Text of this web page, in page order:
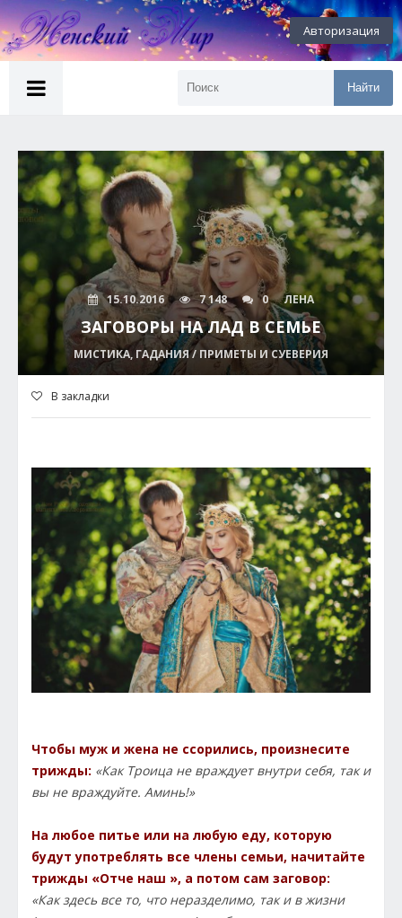
Авторизация
Найти
15.10.2016 7 148 0 ЛЕНА
ЗАГОВОРЫ НА ЛАД В СЕМЬЕ
МИСТИКА, ГАДАНИЯ / ПРИМЕТЫ И СУЕВЕРИЯ
В закладки
Чтобы муж и жена не ссорились, произнесите
трижды: «Как Троица не враждует внутри себя, так и
вы не враждуйте. Аминь!»
На любое питье или на любую еду, которую
будут употреблять все члены семьи, начитайте
трижды «Отче наш », а потом сам заговор:
«Как здесь все то, что неразделимо, так и в жизни